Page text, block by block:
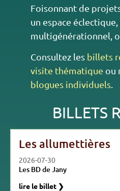
Foisonnant de
un espace
multigénérationnel,
Consultez les billets
visite thématique ou
blogues individuels.
BILLETS
Les allumettières
2026-07-30
Les BD de Jany
lire le billet ❯